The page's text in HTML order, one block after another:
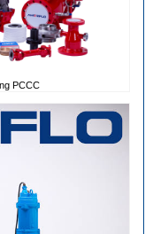
PCCC